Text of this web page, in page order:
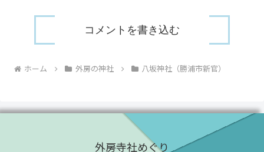
コメントを書き込む
ホーム 外房の神社 八坂神社（勝浦市新官）
外房寺社めぐり